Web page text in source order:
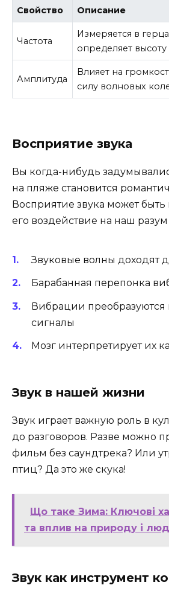
Свойство Описание
Частота
Измеряется в
определяет высоту
Амплитуда
Влияет на
силу волновых
Восприятие звука
Вы когда-нибудь
на пляже становится
Восприятие звука может быть
его воздействие на наш
Звуковые волны доходят
Барабанная перепонка
Вибрации преобразуются
сигналы
Мозг интерпретирует их
Звук в нашей жизни
Звук играет важную роль в
до разговоров. Разве можно
фильм без саундтрека? Или
птиц? Да это же скука!
Що таке Зима: Ключові
та вплив на природу і
Звук как инструмент